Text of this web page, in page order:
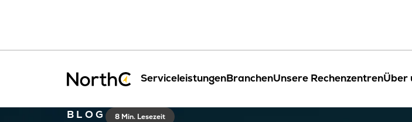
ServiceleistungenBranchenUnsere RechenzentrenÜber
BLOG 8 Min. Lesezeit